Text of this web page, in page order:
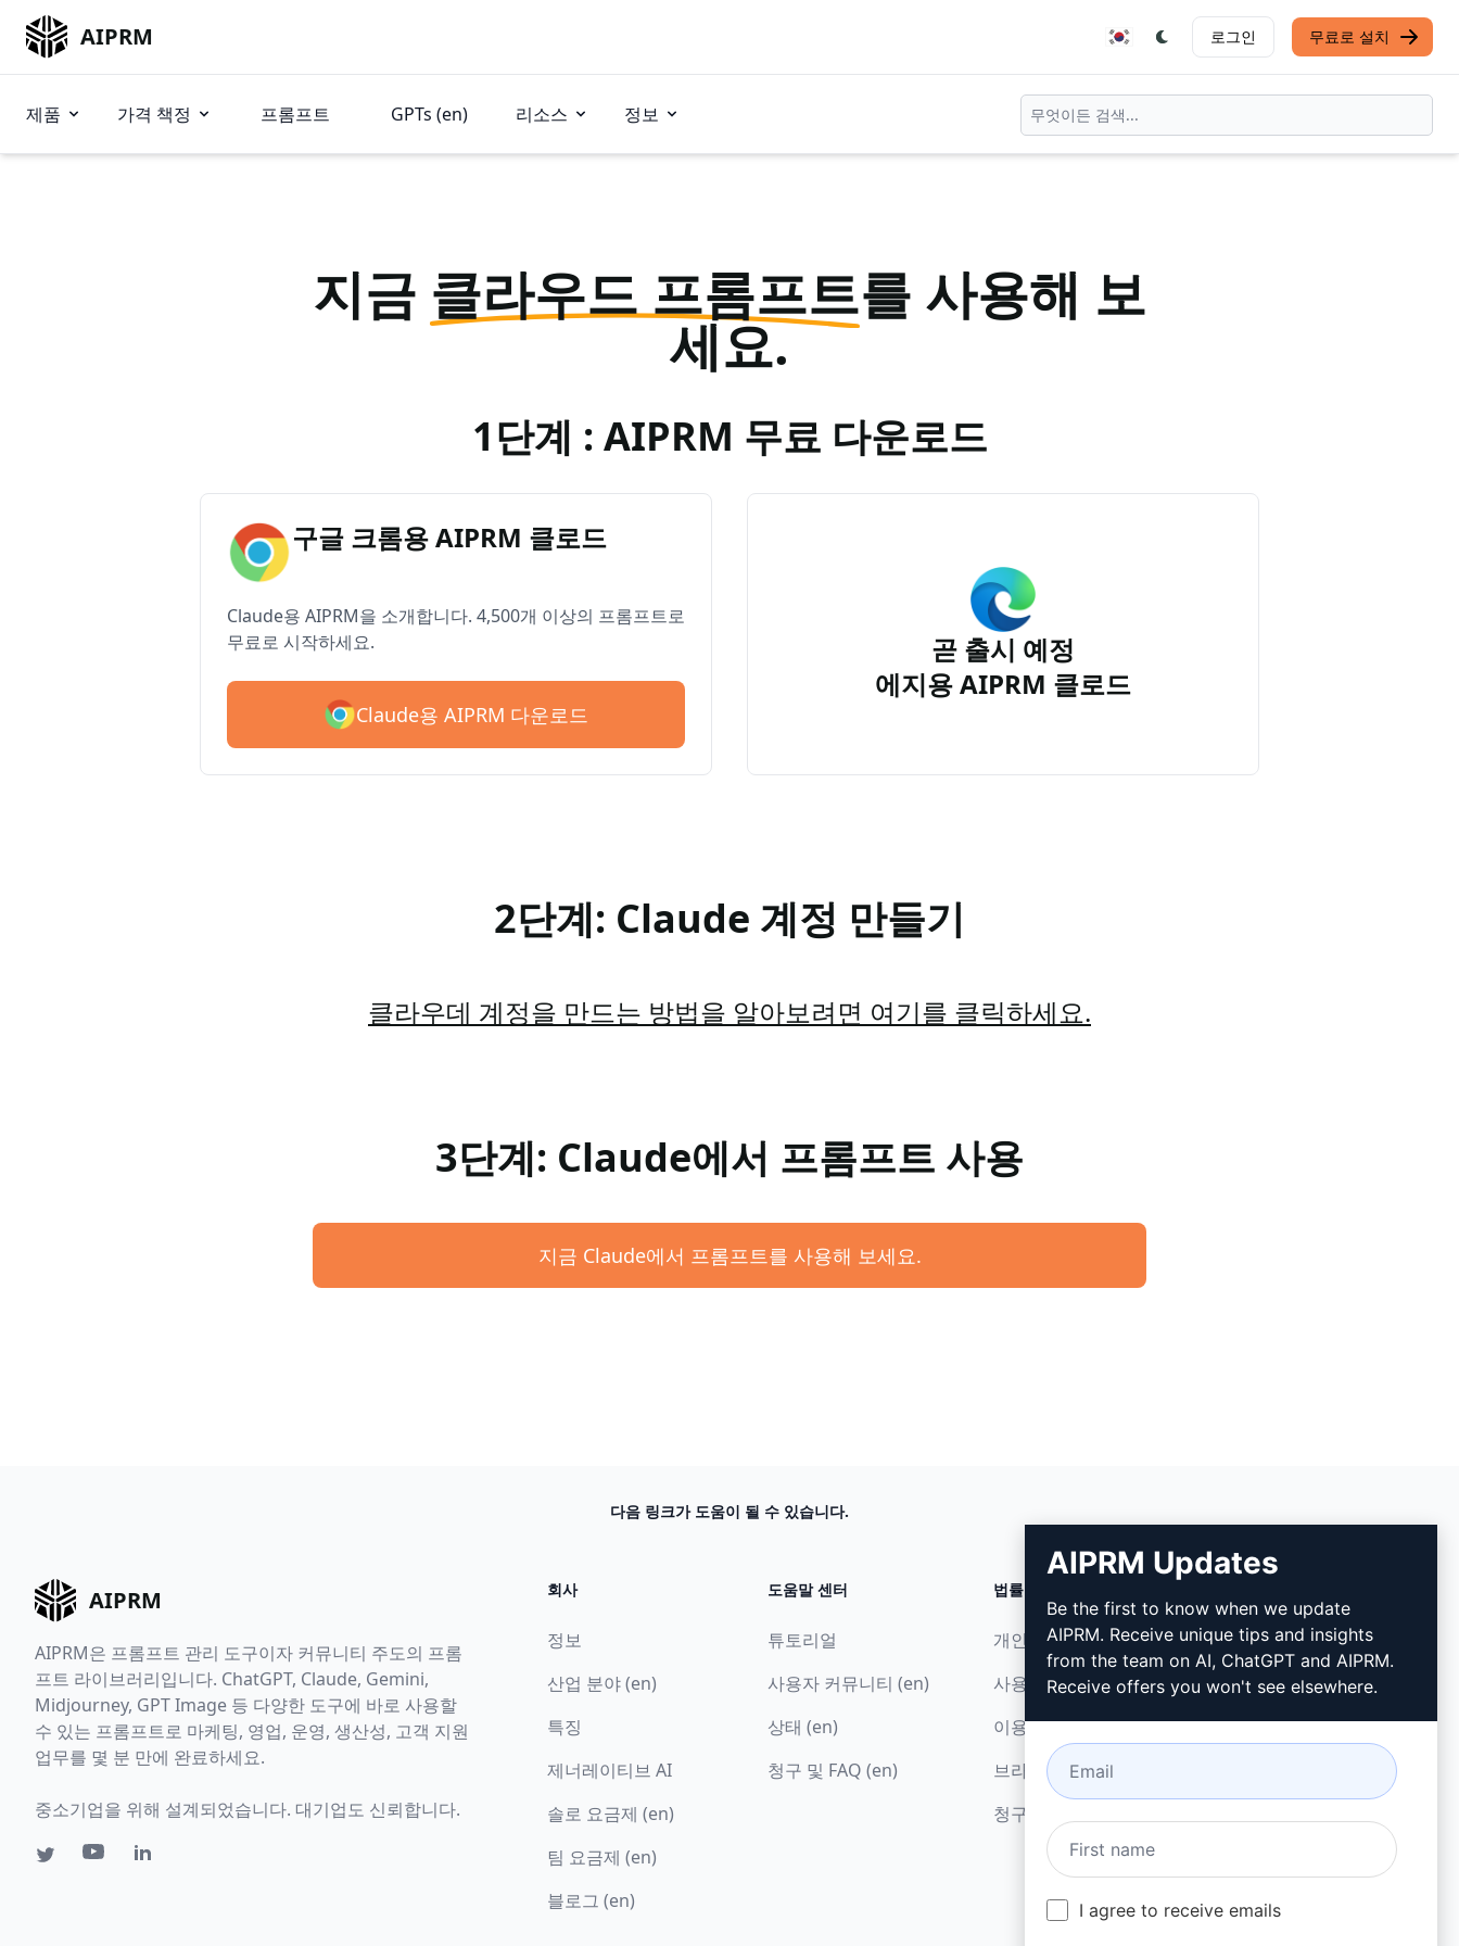
AIPRM 로그인 무료로 설치
제품 가격 책정 프롬프트 GPTs (en) 리소스 정보
지금 클라우드 프롬프트를 사용해 보
세요.
1단계 : AIPRM 무료 다운로드
구글 크롬용 AIPRM 클로드
Claude용 AIPRM을 소개합니다. 4,500개 이상의 프롬프트로
무료로 시작하세요.
Claude용 AIPRM 다운로드
곧 출시 예정
에지용 AIPRM 클로드
2단계: Claude 계정 만들기
클라우데 계정을 만드는 방법을 알아보려면 여기를 클릭하세요.
3단계: Claude에서 프롬프트 사용
지금 Claude에서 프롬프트를 사용해 보세요.
다음 링크가 도움이 될 수 있습니다.
AIPRM
AIPRM은 프롬프트 관리 도구이자 커뮤니티 주도의 프롬
프트 라이브러리입니다. ChatGPT, Claude, Gemini,
Midjourney, GPT Image 등 다양한 도구에 바로 사용할
수 있는 프롬프트로 마케팅, 영업, 운영, 생산성, 고객 지원
업무를 몇 분 만에 완료하세요.
중소기업을 위해 설계되었습니다. 대기업도 신뢰합니다.
회사
정보
산업 분야 (en)
특징
제너레이티브 AI
솔로 요금제 (en)
팀 요금제 (en)
블로그 (en)
도움말 센터
튜토리얼
사용자 커뮤니티 (en)
상태 (en)
청구 및 FAQ (en)
법률
개인정보 보호정책 (en)
사용 제한 정책 (en)
이용 약관 (en)
브라우저 확장 약관 (en)
청구 약관 (en)
설치 방법
Google 크롬
Microsoft Edge
AIPRM Updates
Be the first to know when we update
AIPRM. Receive unique tips and insights
from the team on AI, ChatGPT and AIPRM.
Receive offers you won't see elsewhere.
I agree to receive emails